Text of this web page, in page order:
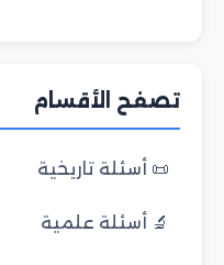
تصفح الأقسام
📜 أسئلة تاريخية
🔬 أسئلة علمية